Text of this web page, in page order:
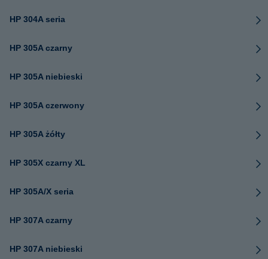
HP 304A seria
HP 305A czarny
HP 305A niebieski
HP 305A czerwony
HP 305A żółty
HP 305X czarny XL
HP 305A/X seria
HP 307A czarny
HP 307A niebieski